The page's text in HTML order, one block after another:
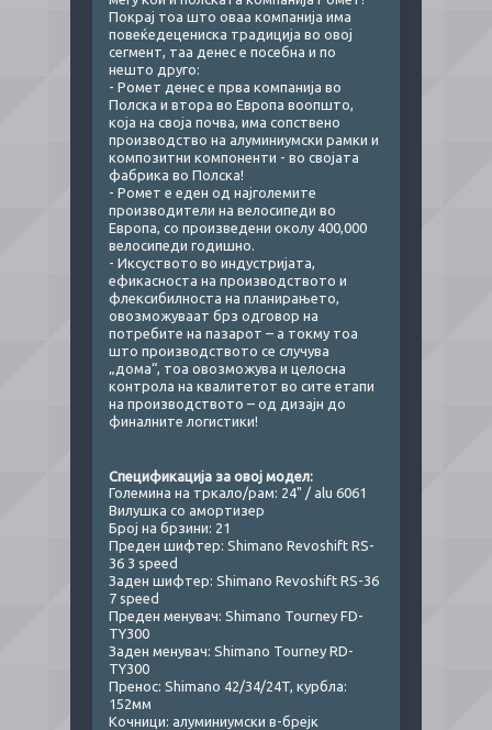
Покрај тоа што оваа компанија има
повеќедецениска традиција во овој
сегмент, таа денес е посебна и по
нешто друго:
- Ромет денес е прва компанија во
Полска и втора во Европа воопшто,
која на своја почва, има сопствено
производство на алуминиумски рамки и
композитни компоненти - во својата
фабрика во Полска!
- Ромет е еден од најголемите
производители на велосипеди во
Европа, со произведени околу 400,000
велосипеди годишно.
- Иксуството во индустријата,
ефикасноста на производството и
флексибилноста на планирањето,
овозможуваат брз одговор на
потребите на пазарот – а токму тоа
што производството се случува
„дома“, тоа овозможува и целосна
контрола на квалитетот во сите етапи
на производството – од дизајн до
финалните логистики!
Спецификација за овој модел:​​
Големина на тркало/рам: 24" / alu 6061
Вилушка со амортизер
Број на брзини: 21
Преден шифтер: Shimano Revoshift RS-
36 3 speed
Заден шифтер: Shimano Revoshift RS-36
7 speed
Преден менувач: Shimano Tourney FD-
TY300
Заден менувач: Shimano Tourney RD-
TY300
Пренос: Shimano 42/34/24T, курбла:
152мм
Кочници: алуминиумски в-брејк